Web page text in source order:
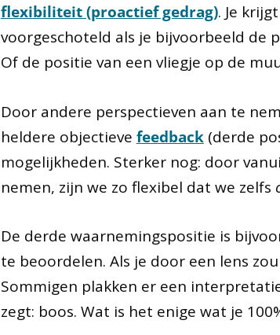
flexibiliteit (proactief gedrag). Je
voorgeschoteld als je bijvoorbeeld de
Of de positie van een vliegje op de
Door andere perspectieven aan te
heldere objectieve feedback(derde
mogelijkheden. Sterker nog: door
nemen, zijn we zo flexibel dat we zelfs
De derde waarnemingspositie is
te beoordelen. Als je door een lens
Sommigen plakken er een
zegt: boos. Wat is het enige wat je